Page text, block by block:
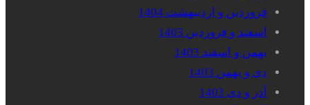
فروردین و اردیبهشت 1404
اسفند و فروردین 1403
بهمن و اسفند 1403
دی و بهمن 1403
آذر و دی 1403